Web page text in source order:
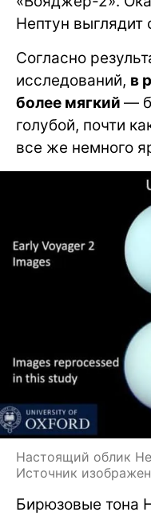
Нептун выглядит
Согласно
исследований, в
более мягкий —
голубой, почти
все же немного
Настоящий облик
Источник
Бирюзовые тона